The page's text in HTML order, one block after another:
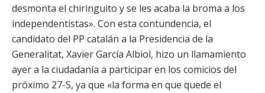
desmonta el chiringuito y se les acaba la broma a los
independentistas». Con esta contundencia, el
candidato del PP catalán a la Presidencia de la
Generalitat, Xavier García Albiol, hizo un llamamiento
ayer a la ciudadanía a participar en los comicios del
próximo 27-S, ya que «la forma en que quede el